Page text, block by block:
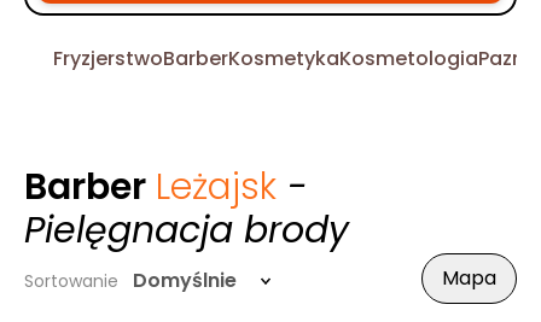
FryzjerstwoBarberKosmetykaKosmetologia
Barber Leżajsk -
Pielęgnacja brody
Sortowanie Domyślnie Mapa